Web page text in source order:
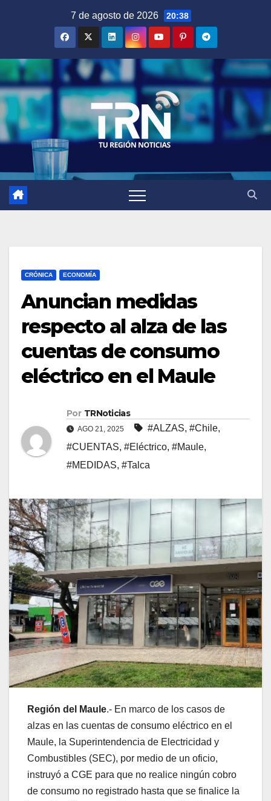
7 de agosto de 2026 20:38
CRÓNICA ECONOMÍA
Anuncian medidas
respecto al alza de las
cuentas de consumo
eléctrico en el Maule
Por TRNoticias
AGO 21, 2025 #ALZAS, #Chile,
#CUENTAS, #Eléctrico, #Maule,
#MEDIDAS, #Talca
Región del Maule.- En marco de los casos de
alzas en las cuentas de consumo eléctrico en el
Maule, la Superintendencia de Electricidad y
Combustibles (SEC), por medio de un oficio,
instruyó a CGE para que no realice ningún cobro
de consumo no registrado hasta que se finalice la